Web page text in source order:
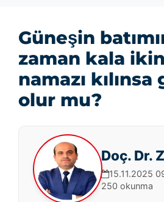
Güneşin
zaman kala
namazı
olur mu?
Doç. Dr.
15.11.2025
250 okunma